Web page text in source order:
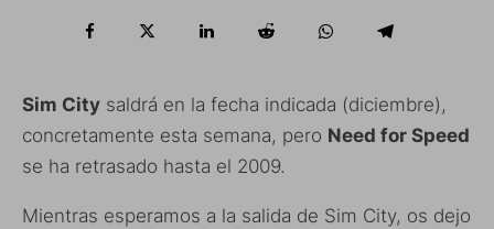
Sim City saldrá en la fecha indicada (diciembre),
concretamente esta semana, pero Need for Speed
se ha retrasado hasta el 2009.
Mientras esperamos a la salida de Sim City, os dejo